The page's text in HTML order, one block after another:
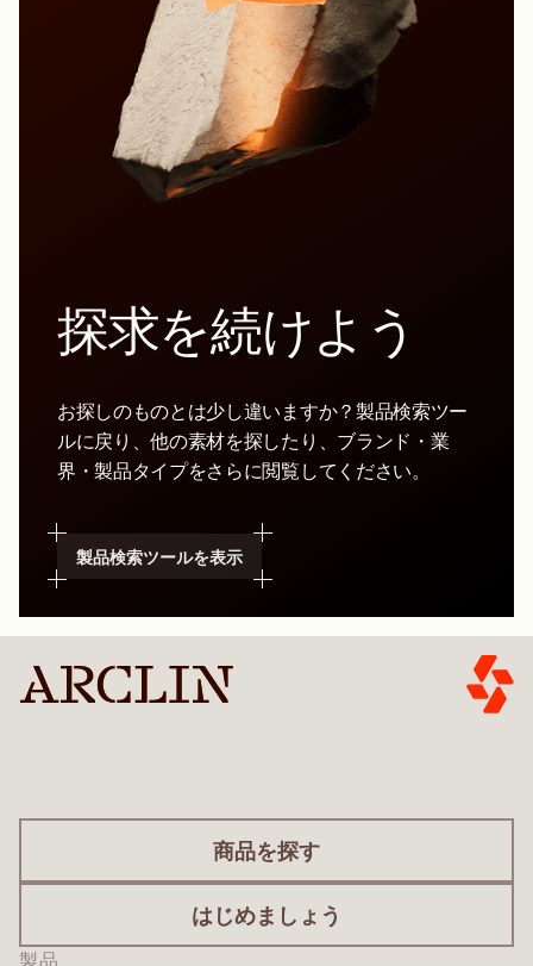
探求を続けよう
お探しのものとは少し違いますか？製品検索ツー
ルに戻り、他の素材を探したり、ブランド・業
界・製品タイプをさらに閲覧してください。
製品検索ツールを表示
製品
商品を探す
はじめましょう